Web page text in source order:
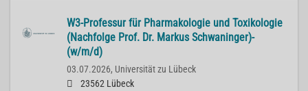
W3-Professur für Pharmakologie und Toxikologie
(Nachfolge Prof. Dr. Markus Schwaninger)-
(w/m/d)
03.07.2026, Universität zu Lübeck
23562 Lübeck